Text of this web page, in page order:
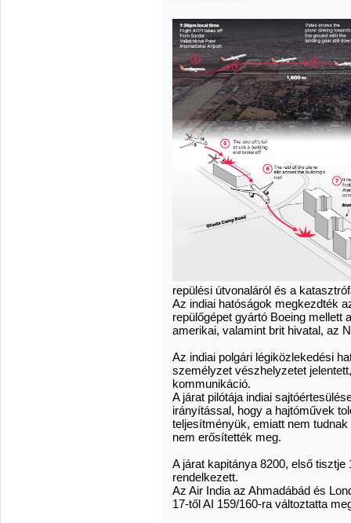
repülési útvonaláról és a
Az indiai hatóságok megkezdték
repülőgépet gyártó Boeing mellett
amerikai, valamint brit hivatal, az
Az indiai polgári légiközlekedési
személyzet vészhelyzetet
kommunikáció.
A járat pilótája indiai
irányítással, hogy a hajtóművek
teljesítményük, emiatt nem
nem erősítették meg.
A járat kapitánya 8200, első
rendelkezett.
Az Air India az Ahmadábád és
17-től AI 159/160-ra változtatta